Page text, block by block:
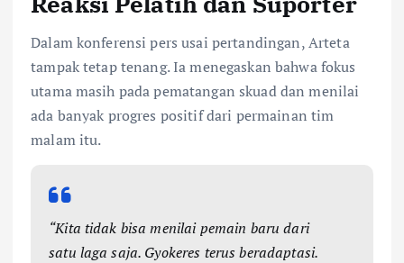
Dalam konferensi pers usai pertandingan, Arteta
tampak tetap tenang. Ia menegaskan bahwa fokus
utama masih pada pematangan skuad dan menilai
ada banyak progres positif dari permainan tim
malam itu.
“Kita tidak bisa menilai pemain baru dari
satu laga saja. Gyokeres terus beradaptasi.